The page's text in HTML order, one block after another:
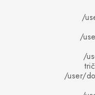
/
/
/
/user/